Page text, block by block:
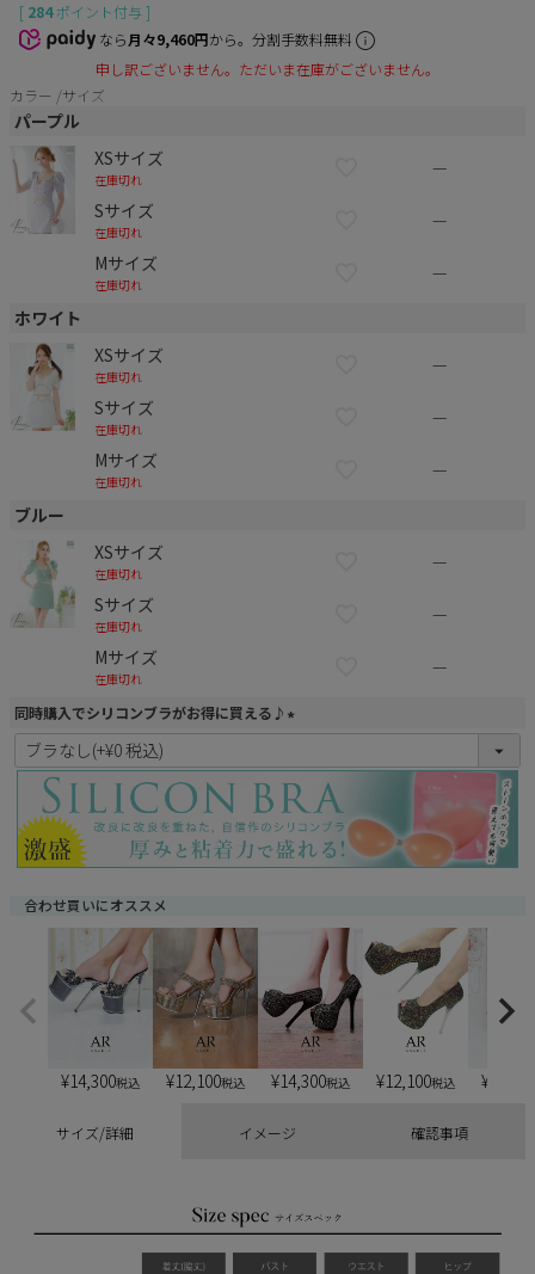
[ 284 ポイント付与 ]
なら月々9,460円から。分割手数料無料
申し訳ございません。ただいま在庫がございません。
カラー
サイズ
パープル
XSサイズ
在庫切れ
—
Sサイズ
在庫切れ
—
Mサイズ
在庫切れ
—
ホワイト
XSサイズ
在庫切れ
—
Sサイズ
在庫切れ
—
Mサイズ
在庫切れ
—
ブルー
XSサイズ
在庫切れ
—
Sサイズ
在庫切れ
—
Mサイズ
在庫切れ
—
同時購入でシリコンブラがお得に買える♪
(
必
須
)
合わせ買いにオススメ
¥14,300税込 ¥12,100税込 ¥14,300税込 ¥12,100税込 ¥
サイズ/詳細 イメージ 確認事項